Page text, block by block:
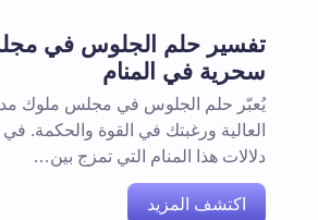
تفسير حلم الجلوس في
سحرية في المنام
يُعبّر حلم الجلوس في مجلس ملوك
العالية ورغبتك في القوة والحكمة.
دلالات هذا المنام التي تمزج بين…
اكتشف المزيد